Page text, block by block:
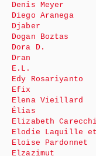
Denis Meyer
Diego Aranega
Djaber
Dogan Boztas
Dora D.
Dran
E.L.
Edy Rosariyanto
Efix
Elena Vieillard
Élias
Elizabeth
Elodie Laquille
Eloïse Pardonnet
Elzazimut